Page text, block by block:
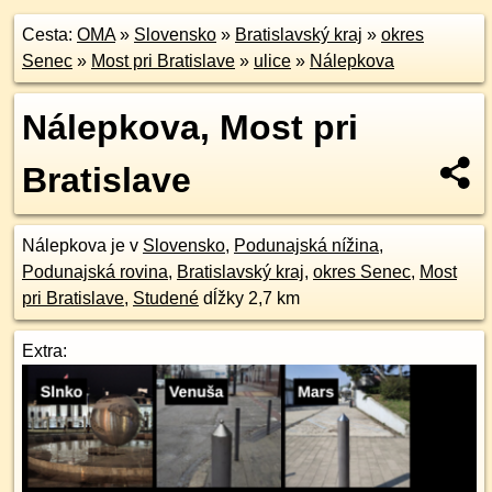
Cesta: OMA» Slovensko » Bratislavský kraj » okres
Senec » Most pri Bratislave » ulice » Nálepkova
Nálepkova, Most pri
Bratislave
Nálepkova je v Slovensko, Podunajská nížina,
Podunajská rovina, Bratislavský kraj, okres Senec, Most
pri Bratislave, Studené dĺžky 2,7 km
Extra: